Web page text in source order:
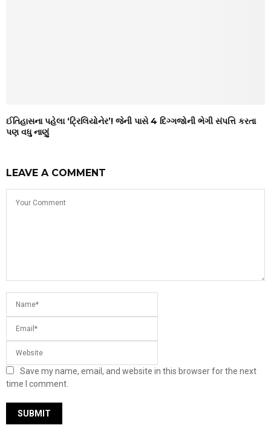
ઈતિહાસના પહેલા ‘ટ્રિલિયોનેર’! જેની પાસે 4 દિગ્ગજોની ભેગી સંપત્તિ કરતા
પણ વધુ નાણું
LEAVE A COMMENT
Save my name, email, and website in this browser for the next
time I comment.